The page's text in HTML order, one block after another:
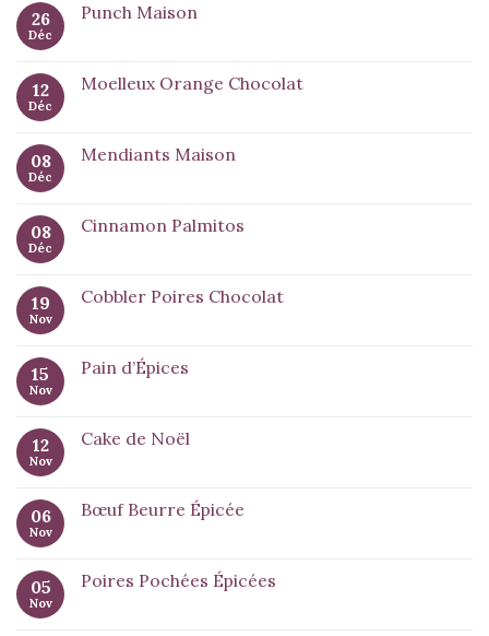
26
Déc
Punch Maison
12
Déc
Moelleux Orange Chocolat
08
Déc
Mendiants Maison
08
Déc
Cinnamon Palmitos
19
Nov
Cobbler Poires Chocolat
15
Nov
Pain d’Épices
12
Nov
Cake de Noël
06
Nov
Bœuf Beurre Épicée
05
Nov
Poires Pochées Épicées